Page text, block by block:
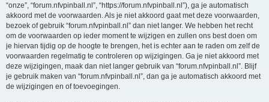
“onze”, “forum.nfvpinball.nl”, “https://forum.nfvpinball.nl”), ga je automatisch
akkoord met de voorwaarden. Als je niet akkoord gaat met deze voorwaarden,
bezoek of gebruik “forum.nfvpinball.nl” dan niet langer. We hebben het recht
om de voorwaarden op ieder moment te wijzigen en zullen ons best doen om
je hiervan tijdig op de hoogte te brengen, het is echter aan te raden om zelf de
voorwaarden regelmatig te controleren op wijzigingen. Ga je niet akkoord met
deze wijzigingen, maak dan niet langer gebruik van “forum.nfvpinball.nl”. Blijf
je gebruik maken van “forum.nfvpinball.nl”, dan ga je automatisch akkoord met
de wijzigingen en of toevoegingen.